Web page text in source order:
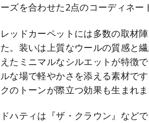
ーズを合わせた2点のコーディネー
レッドカーペットには多数の取材
た。装いは上質なウールの質感と
えたミニマルなシルエットが特徴
ルな場で軽やかさを添える素材で
クのトーンが際立つ効果も生まれま
ドハティは『ザ・クラウン』など